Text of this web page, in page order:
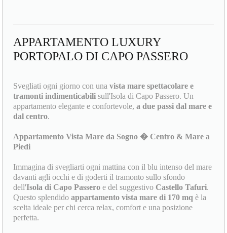
APPARTAMENTO LUXURY
PORTOPALO DI CAPO PASSERO
Svegliati ogni giorno con unavista mare spettacolare e
tramonti indimenticabili sull'Isola di Capo Passero. Un
appartamento elegante e confortevole,a due passi dal mare e
dal centro.
Appartamento Vista Mare da Sogno � Centro & Mare a
Piedi
Immagina di svegliarti ogni mattina con il blu intenso del mare
davanti agli occhi e di goderti il tramonto sullo sfondo
dell'Isola di Capo Passero e del suggestivo Castello Tafuri.
Questo splendidoappartamento vista mare di 170 mq è la
scelta ideale per chi cerca relax, comfort e una posizione
perfetta.